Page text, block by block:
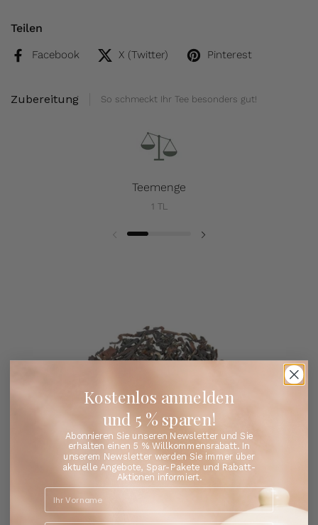
Teilen
Facebook X (Twitter) Pinterest
Zubereitung So schmeckt Ihr Tee besonders gut!
Teemenge
1 TL
Kostenlos anmelden
und 5 % sparen!
Abonnieren Sie unseren Newsletter und Sie
erhalten einen 5 % Willkommensrabatt. In
unserem Newsletter werden Sie immer über
aktuelle Angebote, Spar-Pakete und Rabatt-
Aktionen informiert.